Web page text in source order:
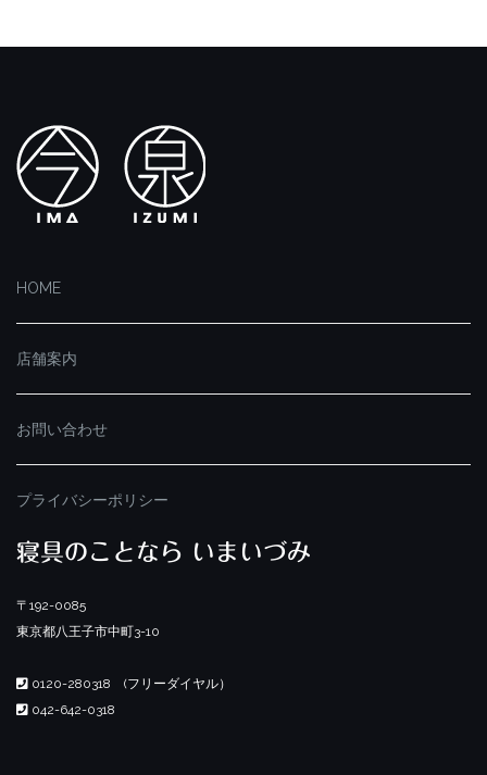
HOME
店舗案内
お問い合わせ
プライバシーポリシー
寝具のことなら いまいづみ
〒192-0085
東京都八王子市中町3-10
0120-280318 (フリーダイヤル）
042-642-0318